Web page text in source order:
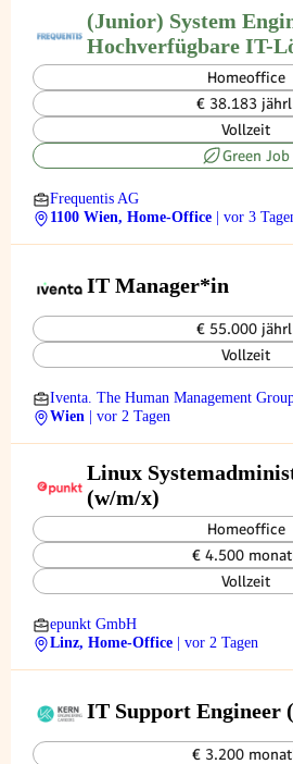
(Junior) System
Hochverfügbare IT-
Helden des Alltags!
Homeoffice
€ 38.183
Vollzeit
Green Job
Frequentis AG
1100 Wien, Home-Office
| vor 3
IT Manager*in
€ 55.000
Vollzeit
Iventa. The Human Management
Wien
| vor 2 Tagen
Linux
(w/m/x)
Homeoffice
€ 4.500
Vollzeit
epunkt GmbH
Linz, Home-Office
| vor 2 Tagen
IT Support Engineer
€ 3.200